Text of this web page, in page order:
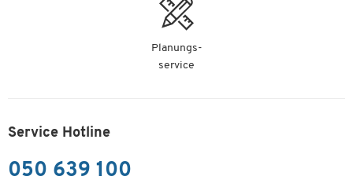
Planungs-
service
Service Hotline
050 639 100